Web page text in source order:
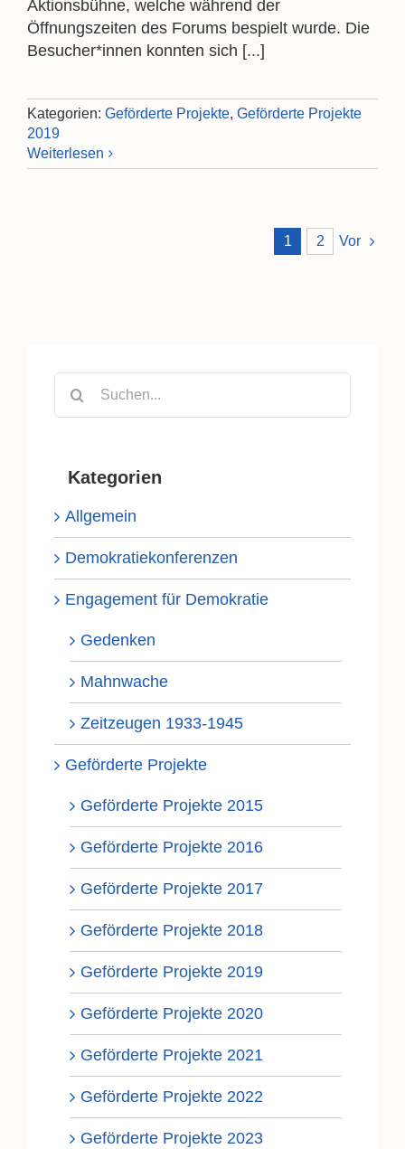
Aktionsbühne, welche während der
Öffnungszeiten des Forums bespielt wurde. Die
Besucher*innen konnten sich [...]
Kategorien: Geförderte Projekte, Geförderte Projekte
2019
Weiterlesen
1 2 Vor
nach:
Kategorien
Allgemein
Demokratiekonferenzen
Engagement für Demokratie
Gedenken
Mahnwache
Zeitzeugen 1933-1945
Geförderte Projekte
Geförderte Projekte 2015
Geförderte Projekte 2016
Geförderte Projekte 2017
Geförderte Projekte 2018
Geförderte Projekte 2019
Geförderte Projekte 2020
Geförderte Projekte 2021
Geförderte Projekte 2022
Geförderte Projekte 2023